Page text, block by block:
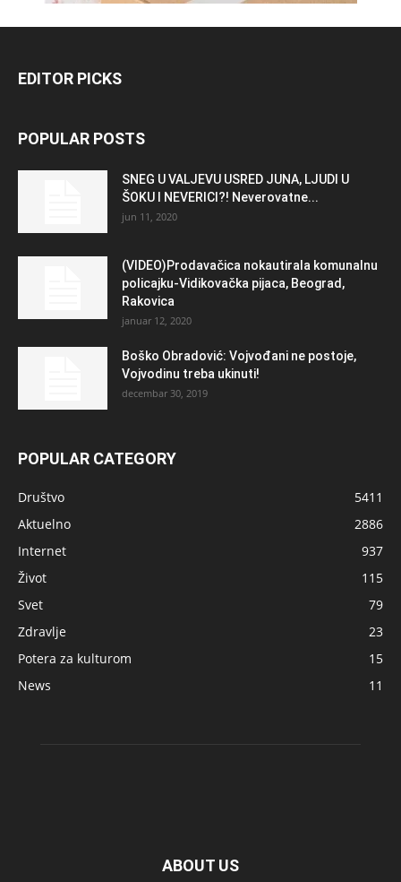
EDITOR PICKS
POPULAR POSTS
SNEG U VALJEVU USRED JUNA, LJUDI U
ŠOKU I NEVERICI?! Neverovatne...
jun 11, 2020
(VIDEO)Prodavačica nokautirala komunalnu
policajku-Vidikovačka pijaca, Beograd,
Rakovica
januar 12, 2020
Boško Obradović: Vojvođani ne postoje,
Vojvodinu treba ukinuti!
decembar 30, 2019
POPULAR CATEGORY
Društvo
5411
Aktuelno
2886
Internet
937
Život
115
Svet
79
Zdravlje
23
Potera za kulturom
15
News
11
ABOUT US